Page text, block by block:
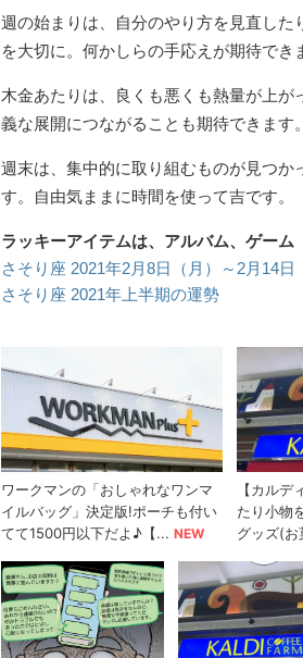
週の始まりは、自分のやり方を見直し
を大切に。何かしらの手応えが期待でき
木金あたりは、良くも悪くも熱量が上
義な展開につながることも期待できます
週末は、集中的に取り組むものが見つ
す。自由気ままに時間を使って吉です。
ラッキーアイテムは、アルバム、ゲーム
さそり座 2021年2月8日（月）～2月14日
さそり座 2021年上半期の運勢